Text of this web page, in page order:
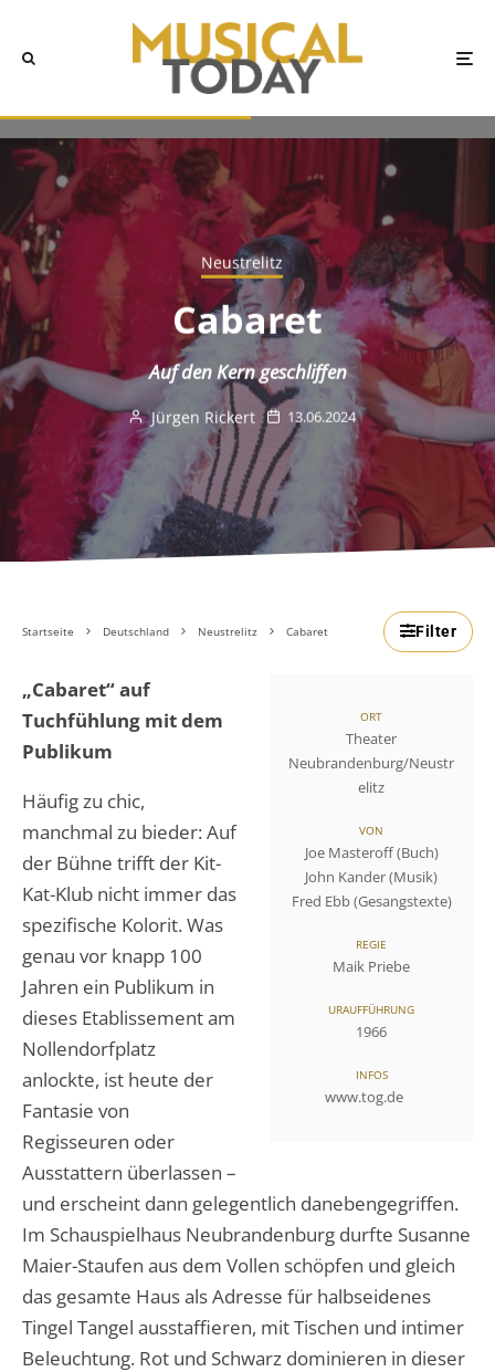
Neustrelitz
Cabaret
Auf den Kern geschliffen
Jürgen Rickert 13.06.2024
Startseite Deutschland Neustrelitz Cabaret Filter
ORT
Theater
Neubrandenburg/Neustr
elitz
VON
Joe Masteroff (Buch)
John Kander (Musik)
Fred Ebb (Gesangstexte)
REGIE
Maik Priebe
URAUFFÜHRUNG
1966
INFOS
www.tog.de
„Cabaret“ auf
Tuchfühlung mit dem
Publikum
Häufig zu chic,
manchmal zu bieder: Auf
der Bühne trifft der Kit-
Kat-Klub nicht immer das
spezifische Kolorit. Was
genau vor knapp 100
Jahren ein Publikum in
dieses Etablissement am
Nollendorfplatz
anlockte, ist heute der
Fantasie von
Regisseuren oder
Ausstattern überlassen –
und erscheint dann gelegentlich danebengegriffen.
Im Schauspielhaus Neubrandenburg durfte Susanne
Maier-Staufen aus dem Vollen schöpfen und gleich
das gesamte Haus als Adresse für halbseidenes
Tingel Tangel ausstaffieren, mit Tischen und intimer
Beleuchtung. Rot und Schwarz dominieren in dieser